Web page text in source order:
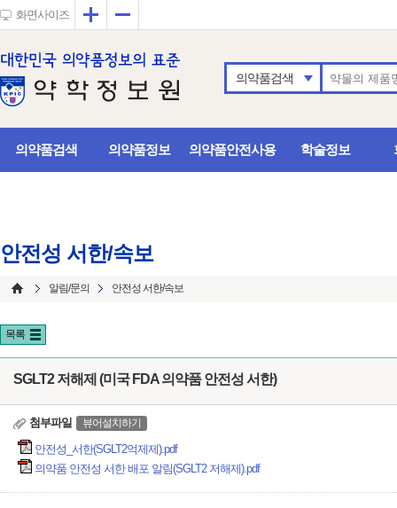
화면사이즈 확대
의약품검색
의약품검색 의약품정보 의약품안전사용 학술정보
안전성 서한/속보
알림/문의 안전성 서한/속보
목록
SGLT2 저해제 (미국 FDA 의약품 안전성 서한)
첨부파일 뷰어설치하기
안전성_서한(SGLT2억제제).pdf
의약품 안전성 서한 배포 알림(SGLT2 저해제).pdf